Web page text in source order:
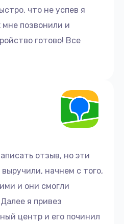
методами
знаниями о
компьютеров Lenovo.
в Иркутске
работе вашего
ремонт, а как можно
Мы приведем ваш
ул. Урицкого, 4.
что не успев я
мне позвонили и
готово! Все
отзыв, но эти
начнем с того,
и они смогли
я привез
центр и его починил